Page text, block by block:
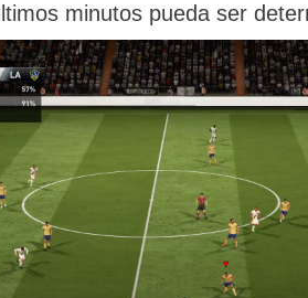
minutos pueda ser